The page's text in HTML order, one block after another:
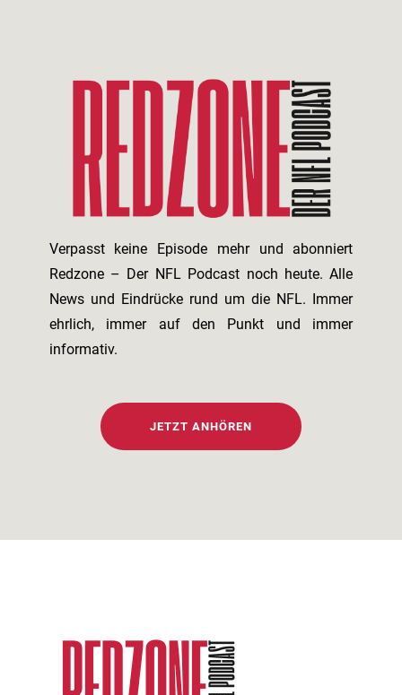
Verpasst keine Episode mehr und abonniert
Redzone – Der NFL Podcast noch heute. Alle
News und Eindrücke rund um die NFL. Immer
ehrlich, immer auf den Punkt und immer
informativ.
JETZT ANHÖREN